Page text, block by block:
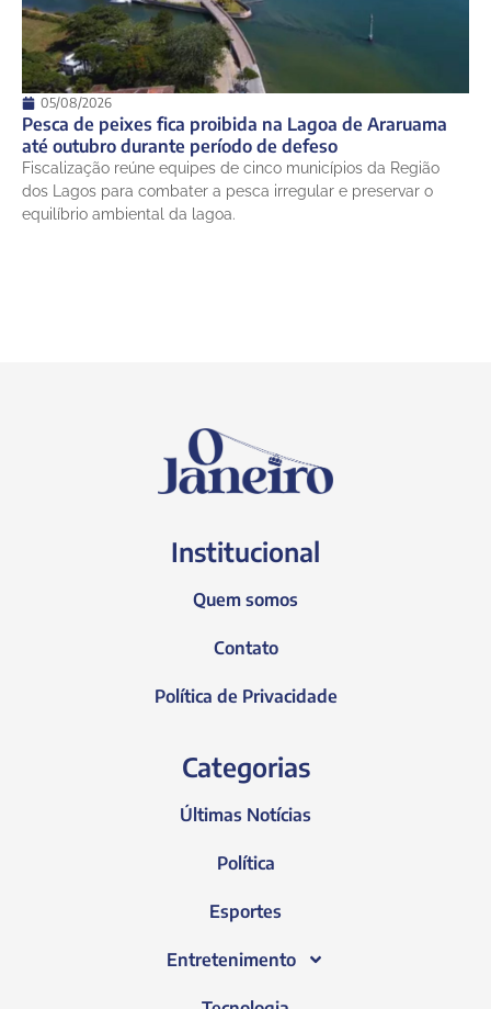
05/08/2026
Pesca de peixes fica proibida na Lagoa de Araruama
até outubro durante período de defeso
Fiscalização reúne equipes de cinco municípios da Região
dos Lagos para combater a pesca irregular e preservar o
equilíbrio ambiental da lagoa.
Institucional
Quem somos
Contato
Política de Privacidade
Categorias
Últimas Notícias
Política
Esportes
Entretenimento